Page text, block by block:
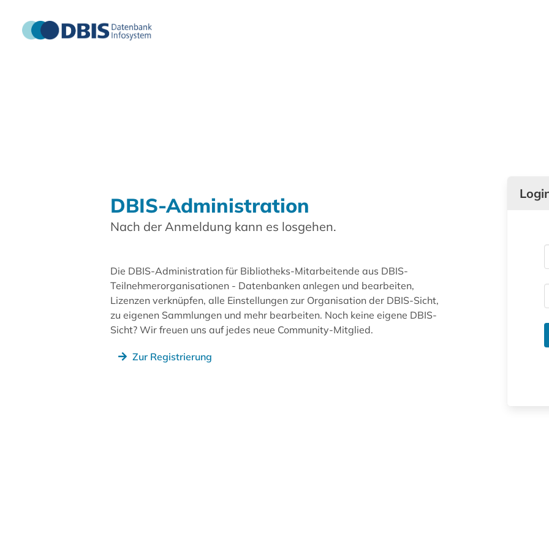
DBIS-Administration
Nach der Anmeldung kann es losgehen.
Die DBIS-Administration für Bibliotheks-Mitarbeitende aus DBIS-
Teilnehmerorganisationen - Datenbanken anlegen und bearbeiten,
Lizenzen verknüpfen, alle Einstellungen zur Organisation der DBIS-Sicht,
zu eigenen Sammlungen und mehr bearbeiten. Noch keine eigene DBIS-
Sicht? Wir freuen uns auf jedes neue Community-Mitglied.
Zur Registrierung